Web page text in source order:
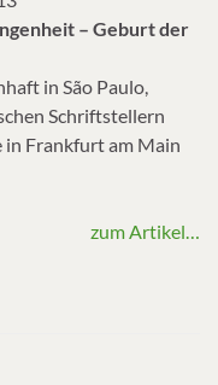
– Geburt der
in São Paulo,
Schriftstellern
in Frankfurt am Main
zum Artikel…